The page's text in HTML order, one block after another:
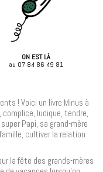
ON EST LÀ
au 07 84 86 49 81
! Voici un livre Minus à
ludique, tendre,
Papi, sa grand-mère
cultiver la relation
la fête des grands-mères